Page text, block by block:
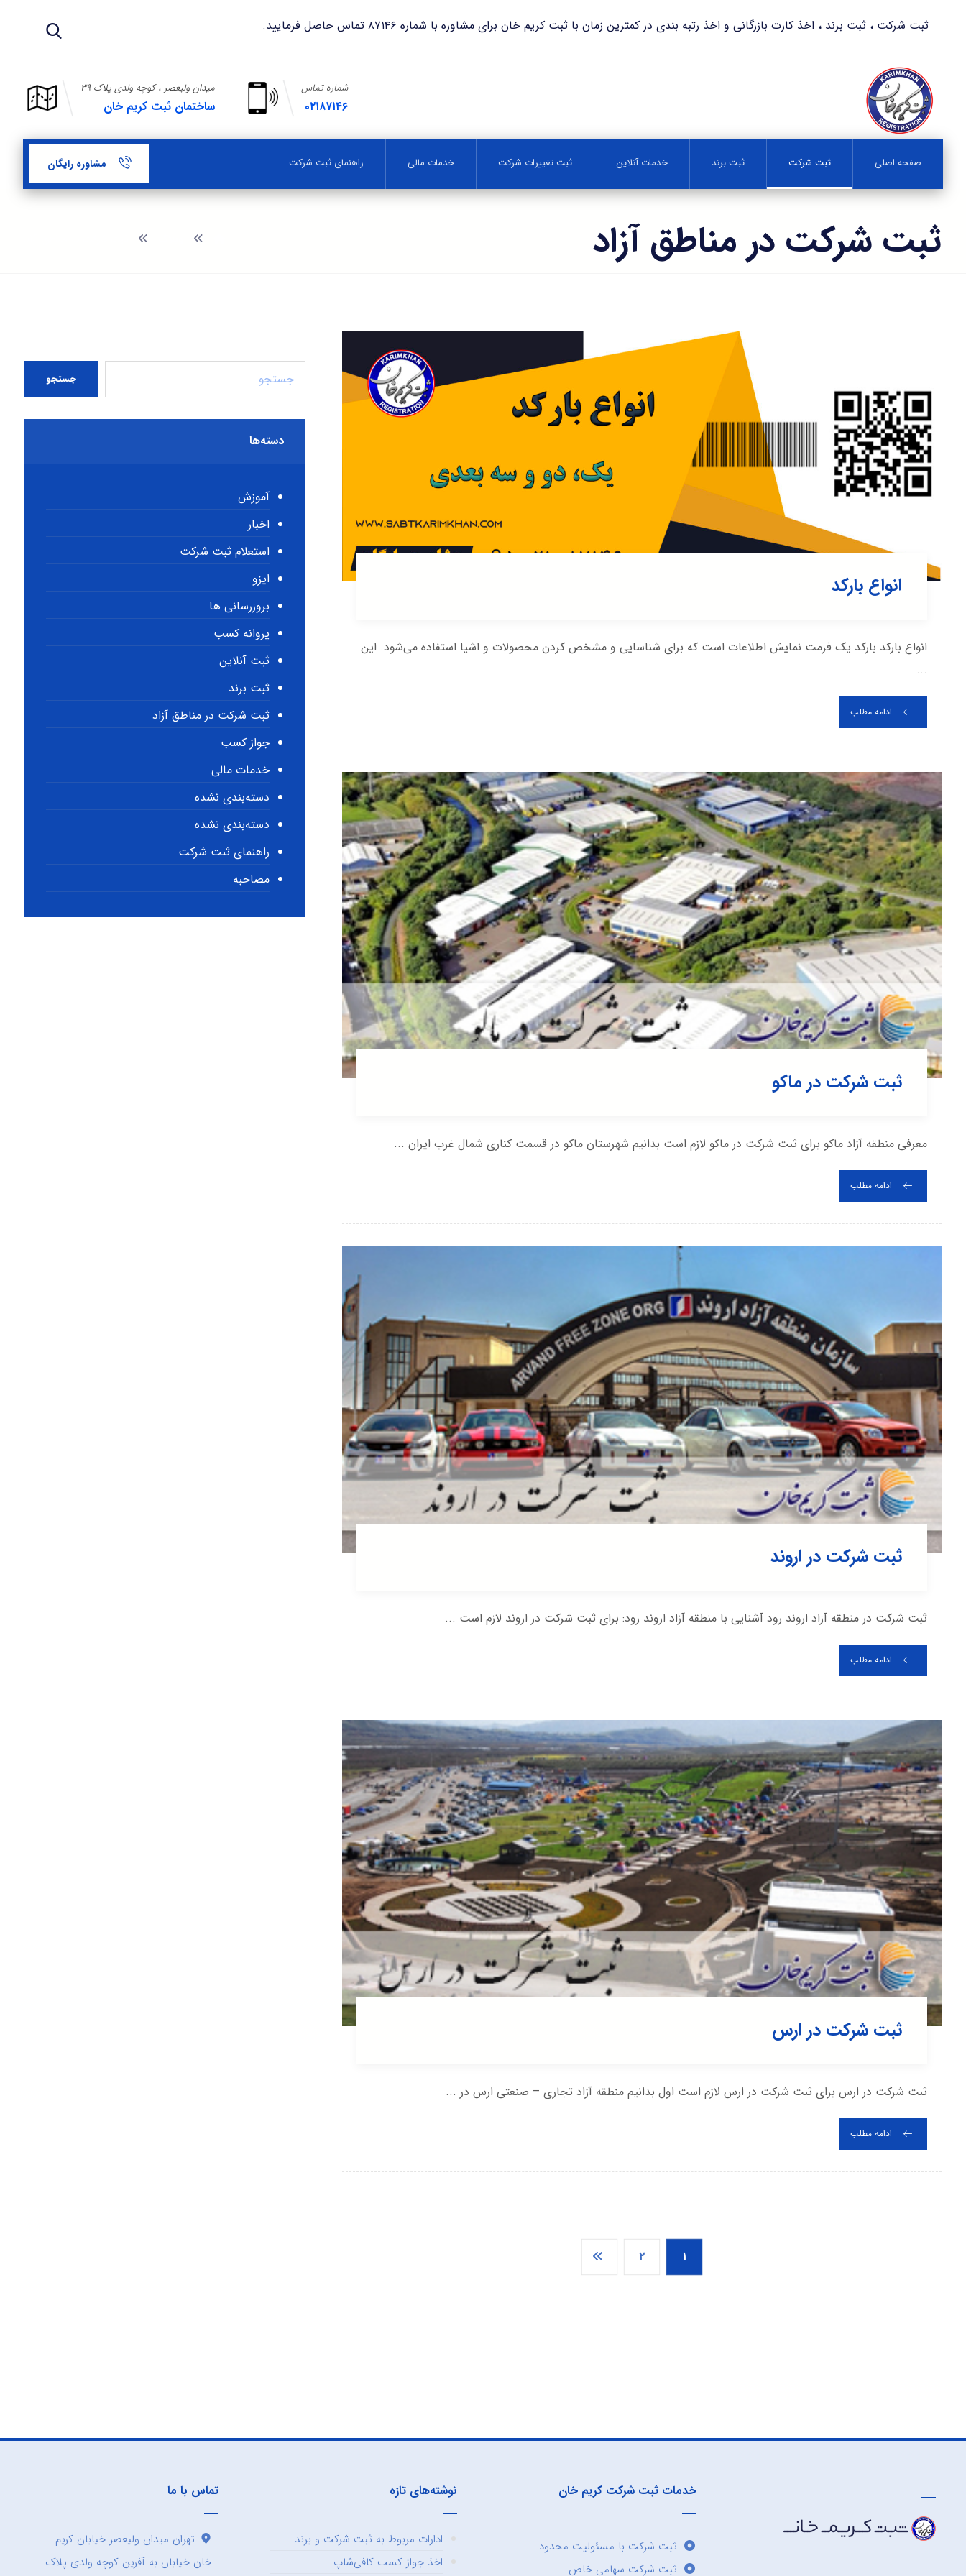
ثبت شرکت ، ثبت برند ، اخذ کارت بازرگانی و اخذ رتبه بندی در کمترین زمان با ثبت کریم خان برای مشاوره با شماره ۸۷۱۴۶ تماس حاصل فرمایید.
میدان ولیعصر ، کوچه ولدی پلاک ۳۹
ساختمان ثبت کریم خان
شماره تماس
۰۲۱۸۷۱۴۶
صفحه اصلی ثبت شرکت ثبت برند خدمات آنلاین ثبت تغییرات شرکت خدمات مالی راهنمای ثبت شرکت مشاوره رایگان
ثبت شرکت در مناطق آزاد
انواع بارکد
انواع بارکد بارکد یک فرمت نمایش اطلاعات است که برای شناسایی و مشخص کردن محصولات و اشیا استفاده می‌شود. این
...
ادامه مطلب
ثبت شرکت در ماکو
معرفی منطقه آزاد ماکو برای ثبت شرکت در ماکو لازم است بدانیم شهرستان ماکو در قسمت کناری شمال غرب ایران ...
ادامه مطلب
ثبت شرکت در اروند
ثبت شرکت در منطقه آزاد اروند رود آشنایی با منطقه آزاد اروند رود: برای ثبت شرکت در اروند لازم است ...
ادامه مطلب
ثبت شرکت در ارس
ثبت شرکت در ارس برای ثبت شرکت در ارس لازم است اول بدانیم منطقه آزاد تجاری – صنعتی ارس در ...
ادامه مطلب
۱ ۲
جستجو
دسته‌ها
آموزش
اخبار
استعلام ثبت شرکت
ایزو
بروزرسانی ها
پروانه کسب
ثبت آنلاین
ثبت برند
ثبت شرکت در مناطق آزاد
جواز کسب
خدمات مالی
دسته‌بندی نشده
دسته‌بندی نشده
راهنمای ثبت شرکت
مصاحبه
خدمات ثبت شرکت کریم خان
ثبت شرکت با مسئولیت محدود
ثبت شرکت سهامی خاص
نوشته‌های تازه
ادارات مربوط به ثبت شرکت و برند
اخذ جواز کسب کافی‌شاپ
تماس با ما
تهران میدان ولیعصر خیابان کریم
خان خیابان به آفرین کوچه ولدی پلاک